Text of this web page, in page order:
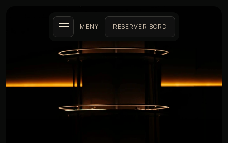
MENY RESERVER BORD